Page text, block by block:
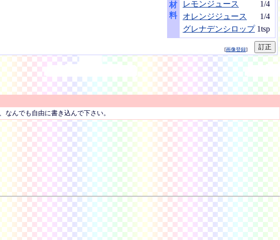
材
料
レモンジュース
1/4
オレンジジュース
1/4
グレナデンシロップ 1tsp
[画像登録]
んでも自由に書き込んで下さい。